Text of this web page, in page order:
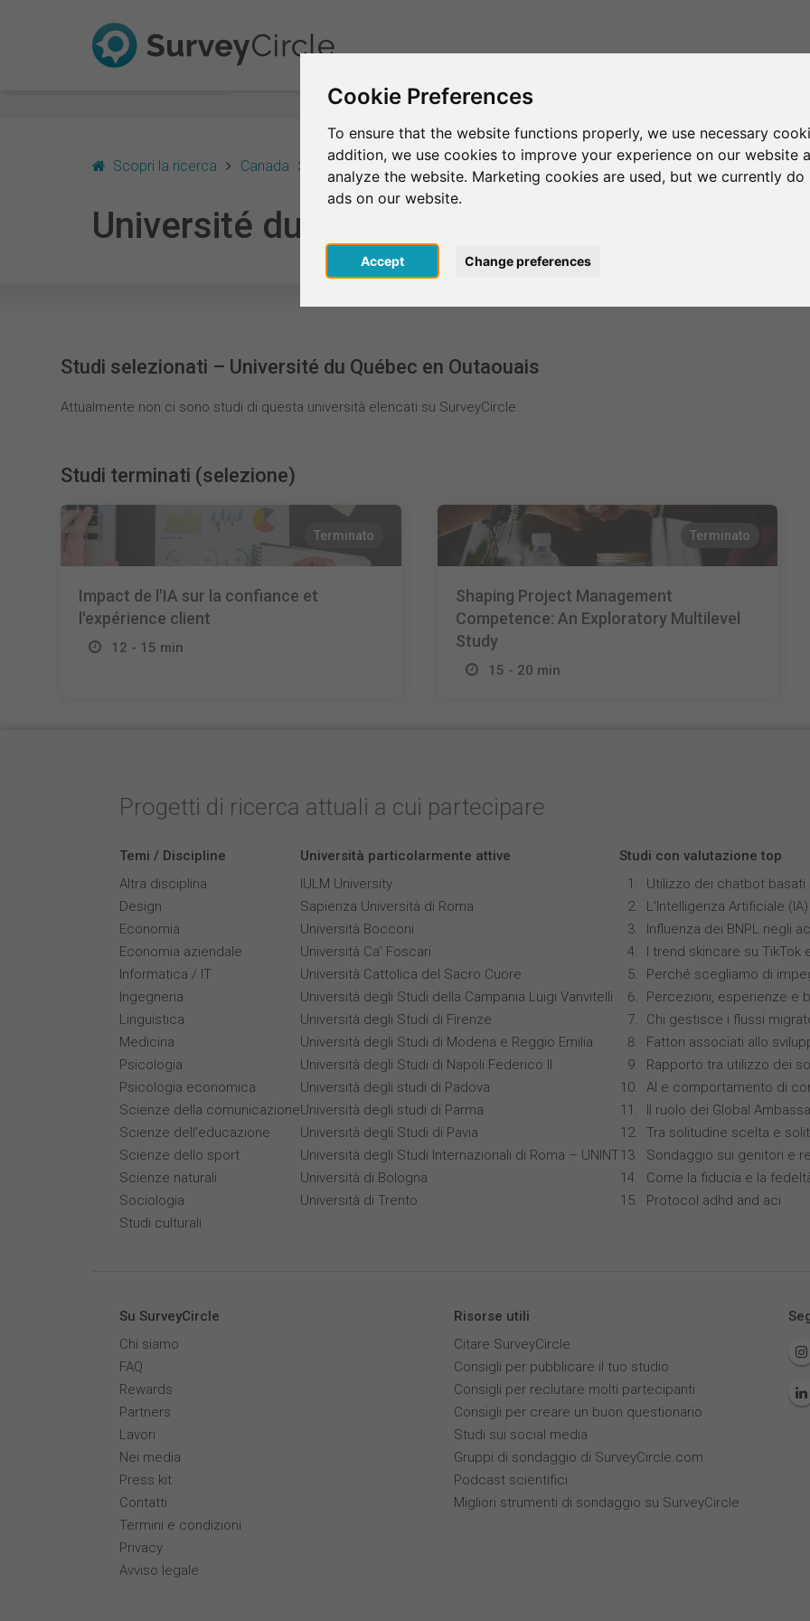
Cookie Preferences
To ensure that the website functions properly, we use necessary
addition, we use cookies to improve your experience on our website
analyze the website. Marketing cookies are used, but we currently
ads on our website.
Accept Change preferences
Scopri la ricerca Canada Gatineau Université du Québec en Outaouais
Université du Québec en Outaouais
Studi selezionati – Université du Québec en Outaouais
Attualmente non ci sono studi di questa università elencati su SurveyCircle.
Studi terminati (selezione)
Terminato
Impact de l'IA sur la confiance et
l'expérience client
12 - 15 min
Terminato
Shaping Project Management
Competence: An Exploratory Multilevel
Study
15 - 20 min
Progetti di ricerca attuali a cui partecipare
Temi / Discipline
Altra disciplina
Design
Economia
Economia aziendale
Informatica / IT
Ingegneria
Linguistica
Medicina
Psicologia
Psicologia economica
Scienze della comunicazione
Scienze dell’educazione
Scienze dello sport
Scienze naturali
Sociologia
Studi culturali
Università particolarmente attive
IULM University
Sapienza Università di Roma
Università Bocconi
Università Ca’ Foscari
Università Cattolica del Sacro Cuore
Università degli Studi della Campania Luigi Vanvitelli
Università degli Studi di Firenze
Università degli Studi di Modena e Reggio Emilia
Università degli Studi di Napoli Federico II
Università degli studi di Padova
Università degli studi di Parma
Università degli Studi di Pavia
Università degli Studi Internazionali di Roma – UNINT
Università di Bologna
Università di Trento
Studi con valutazione top
Utilizzo dei chatbot
L'Intelligenza Artificiale
Influenza dei BNPL negli
I trend skincare su
Perché scegliamo di
Percezioni, esperienze e
Chi gestisce i flussi
Fattori associati allo
Rapporto tra utilizzo dei
AI e comportamento di
Il ruolo dei Global
Tra solitudine scelta e
Sondaggio sui genitori e
Come la fiducia e la
Protocol adhd and aci
Su SurveyCircle
Chi siamo
FAQ
Rewards
Partners
Lavori
Nei media
Press kit
Contatti
Termini e condizioni
Privacy
Avviso legale
Risorse utili
Citare SurveyCircle
Consigli per pubblicare il tuo studio
Consigli per reclutare molti partecipanti
Consigli per creare un buon questionario
Studi sui social media
Gruppi di sondaggio di SurveyCircle.com
Podcast scientifici
Migliori strumenti di sondaggio su SurveyCircle